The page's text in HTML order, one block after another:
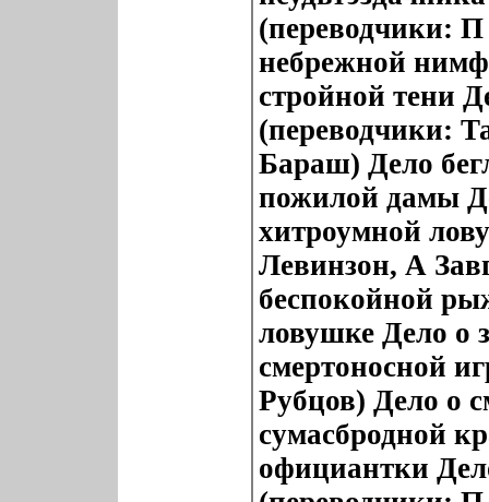
(переводчики:
небрежной
стройной тени
(переводчики:
Бараш) Дело
пожилой дамы
хитроумной
Левинзон, А
беспокойной
ловушке Дело о
смертоносной
Рубцов) Дело о
сумасбродной
официантки